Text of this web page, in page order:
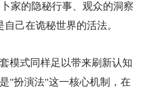
家的隐秘行事、观众的洞察
己在诡秘世界的活法。
模式同样足以带来刷新认知
"扮演法"这一核心机制，在